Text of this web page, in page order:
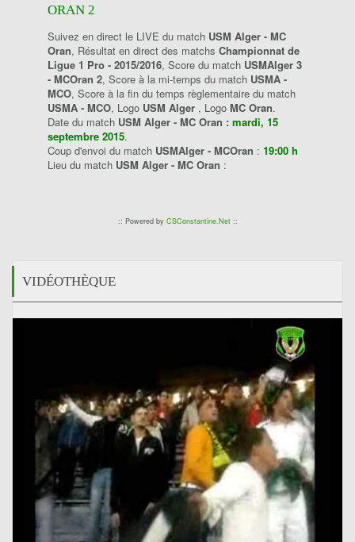
ORAN 2
Suivez en direct le LIVE du match USM Alger - MC
Oran, Résultat en direct des matchs Championnat de
Ligue 1 Pro - 2015/2016, Score du match USMAlger 3
- MCOran 2, Score à la mi-temps du match USMA -
MCO, Score à la fin du temps règlementaire du match
USMA - MCO, Logo USM Alger , Logo MC Oran.
Date du match USM Alger - MC Oran : mardi, 15
septembre 2015.
Coup d'envoi du match USMAlger - MCOran : 19:00 h
Lieu du match USM Alger - MC Oran :
:: Powered by CSConstantine.Net::
VIDÉOTHÈQUE